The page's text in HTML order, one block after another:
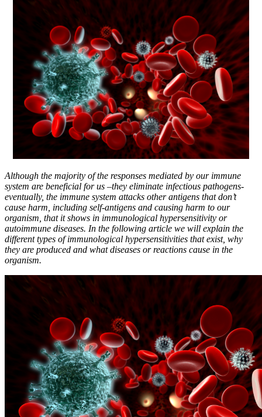
Although the majority of the responses mediated by our immune
system are beneficial for us –they eliminate infectious pathogens-
eventually, the immune system attacks other antigens that don’t
cause harm, including self-antigens and causing harm to our
organism, that it shows in immunological hypersensitivity or
autoimmune diseases. In the following article we will explain the
different types of immunological hypersensitivities that exist, why
they are produced and what diseases or reactions cause in the
organism.